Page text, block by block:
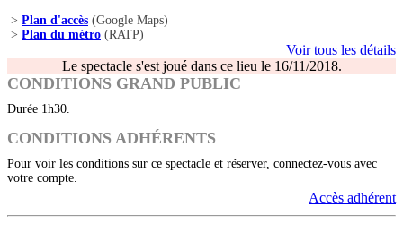
> Plan d'accès (Google Maps)
> Plan du métro (RATP)
Voir tous les détails
Le spectacle s'est joué dans ce lieu le 16/11/2018.
CONDITIONS GRAND PUBLIC
Durée 1h30.
CONDITIONS ADHÉRENTS
Pour voir les conditions sur ce spectacle et réserver, connectez-vous avec
votre compte.
Accès adhérent